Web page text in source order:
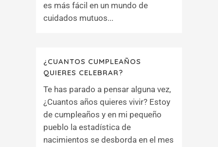
es más fácil en un mundo de
cuidados mutuos...
¿CUANTOS CUMPLEAÑOS
QUIERES CELEBRAR?
Te has parado a pensar alguna vez,
¿Cuantos años quieres vivir? Estoy
de cumpleaños y en mi pequeño
pueblo la estadística de
nacimientos se desborda en el mes